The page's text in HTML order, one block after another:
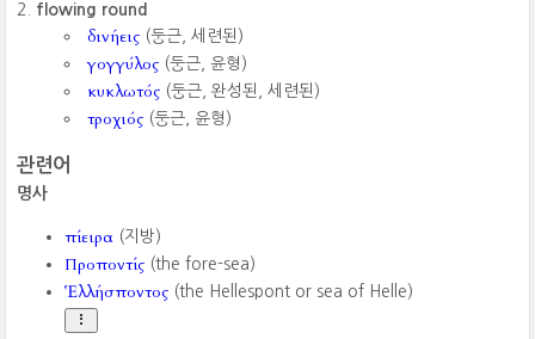
flowing round
δινήεις (둥근, 세련된)
γογγύλος (둥근, 윤형)
κυκλωτός (둥근, 완성된, 세련된)
τροχιός (둥근, 윤형)
관련어
명사
πίειρα (지방)
Προποντίς (the fore-sea)
Ἑλλήσποντος (the Hellespont or sea of Helle)